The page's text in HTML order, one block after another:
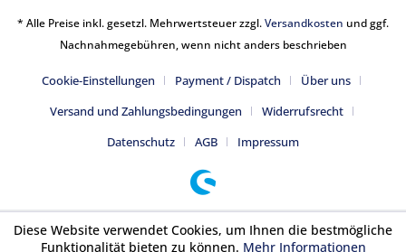
* Alle Preise inkl. gesetzl. Mehrwertsteuer zzgl.Versandkosten und ggf.
Nachnahmegebühren, wenn nicht anders beschrieben
Cookie-Einstellungen Payment / Dispatch
Über uns
Versand und Zahlungsbedingungen
Widerrufsrecht
Datenschutz
AGB Impressum
Diese Website verwendet Cookies, um Ihnen die bestmögliche
Funktionalität bieten zu können. Mehr Informationen